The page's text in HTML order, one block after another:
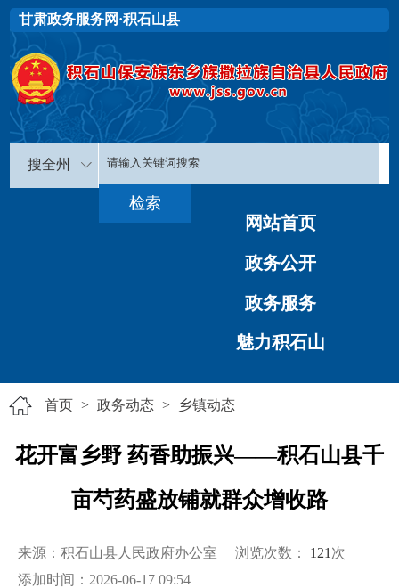
甘肃政务服务网·积石山县
搜全州
网站首页
政务公开
政务服务
魅力积石山
首页 > 政务动态 > 乡镇动态
花开富乡野 药香助振兴——积石山县千
亩芍药盛放铺就群众增收路
来源：积石山县人民政府办公室 浏览次数： 121 次
添加时间：2026-06-17 09:54